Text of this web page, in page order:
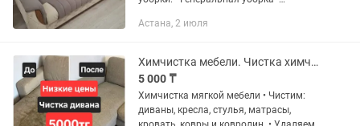
Уборка после квартирантов - Уборка
Астана, 2 июля
Химчистка мебели. Чистка химчистка дивана.
5 000 ₸
Химчистка мягкой мебели • Чистим:
диваны, кресла, стулья, матрасы,